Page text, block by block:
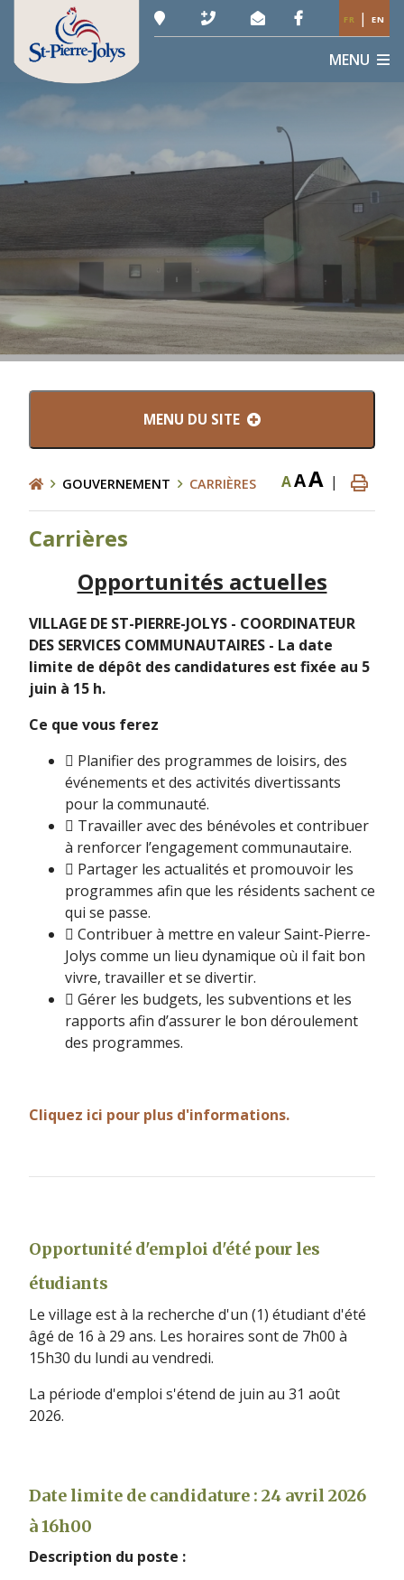
FR | EN
MENU
MENU DU SITE
GOUVERNEMENT CARRIÈRES AAA |
Carrières
Opportunités actuelles
VILLAGE DE ST-PIERRE-JOLYS - COORDINATEUR
DES SERVICES COMMUNAUTAIRES - La date
limite de dépôt des candidatures est fixée au 5
juin à 15 h.
Ce que vous ferez
 Planifier des programmes de loisirs, des
événements et des activités divertissants
pour la communauté.
 Travailler avec des bénévoles et contribuer
à renforcer l’engagement communautaire.
 Partager les actualités et promouvoir les
programmes afin que les résidents sachent ce
qui se passe.
 Contribuer à mettre en valeur Saint-Pierre-
Jolys comme un lieu dynamique où il fait bon
vivre, travailler et se divertir.
 Gérer les budgets, les subventions et les
rapports afin d’assurer le bon déroulement
des programmes.
Cliquez ici pour plus d'informations.
Opportunité d'emploi d'été pour les
étudiants
Le village est à la recherche d'un (1) étudiant d'été
âgé de 16 à 29 ans. Les horaires sont de 7h00 à
15h30 du lundi au vendredi.
La période d'emploi s'étend de juin au 31 août
2026.
Date limite de candidature : 24 avril 2026
à 16h00
Description du poste :